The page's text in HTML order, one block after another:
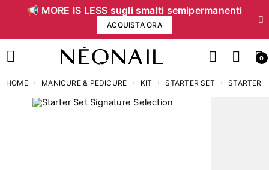
📢 MORE IS LESS sugli smalti semipermanenti
ACQUISTA ORA
0
HOME MANICURE & PEDICURE KIT STARTER SET STARTER